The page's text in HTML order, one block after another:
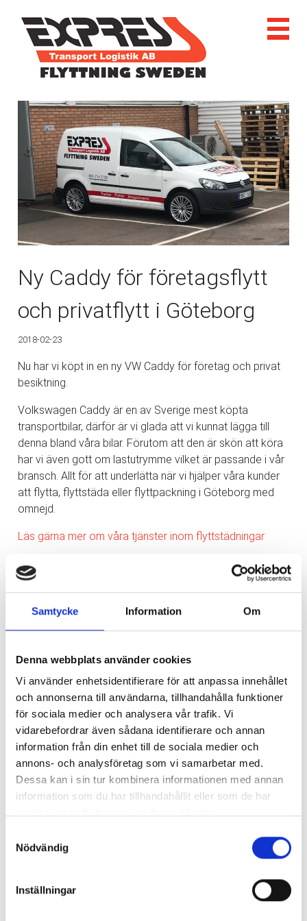
Samtycke Information Om
Denna webbplats använder cookies
Vi använder enhetsidentifierare för att anpassa innehållet
och annonserna till användarna, tillhandahålla funktioner
för sociala medier och analysera vår trafik. Vi
vidarebefordrar även sådana identifierare och annan
information från din enhet till de sociala medier och
annons- och analysföretag som vi samarbetar med.
Dessa kan i sin tur kombinera informationen med annan
information som du har tillhandahållit eller som de har
Nödvändig
Inställningar
Ny Caddy för företagsflytt
och privatflytt i Göteborg
2018-02-23
Nu har vi köpt in en ny VW Caddy för företag och privat
besiktning.
Volkswagen Caddy är en av Sverige mest köpta
transportbilar, därför är vi glada att vi kunnat lägga till
denna bland våra bilar. Förutom att den är skön att köra
har vi även gott om lastutrymme vilket är passande i vår
bransch. Allt för att underlätta när vi hjälper våra kunder
att flytta, flyttstäda eller flyttpackning i Göteborg med
omnejd.
Läs gärna mer om våra tjänster inom flyttstädningar
Nyhetsarkiv
Tips för effektiv flyttstädning
2018-07-
15
Vi är en flyttfirma med en miljöpolicy
15
Flytta nu i vår? – Minska stressen anlita oss
för din flytt i Göteborg
2018-04-
25
Ny Caddy för företagsflytt och privatflytt i
Göteborg
2018-02-
23
Mycket bra omdömen på Facebook & Eniro
2018-02-